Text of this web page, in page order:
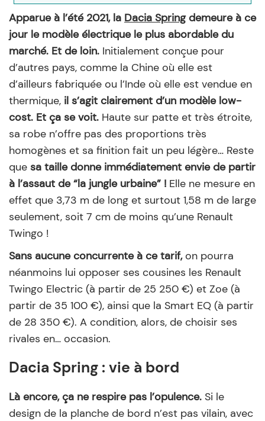
Apparue à l’été 2021, la Dacia Springdemeure à ce
jour le modèle électrique le plus abordable du
marché. Et de loin. Initialement conçue pour
d’autres pays, comme la Chine où elle est
d’ailleurs fabriquée ou l’Inde où elle est vendue en
thermique, il s’agit clairement d’un modèle low-
cost. Et ça se voit. Haute sur patte et très étroite,
sa robe n’offre pas des proportions très
homogènes et sa finition fait un peu légère… Reste
que sa taille donne immédiatement envie de partir
à l’assaut de “la jungle urbaine” ! Elle ne mesure en
effet que 3,73 m de long et surtout 1,58 m de large
seulement, soit 7 cm de moins qu’une Renault
Twingo !
Sans aucune concurrente à ce tarif,on pourra
néanmoins lui opposer ses cousines les Renault
Twingo Electric (à partir de 25 250 €) et Zoe (à
partir de 35 100 €), ainsi que la Smart EQ (à partir
de 28 350 €). A condition, alors, de choisir ses
rivales en… occasion.
Dacia Spring : vie à bord
Là encore, ça ne respire pas l’opulence. Si le
design de la planche de bord n’est pas vilain, avec